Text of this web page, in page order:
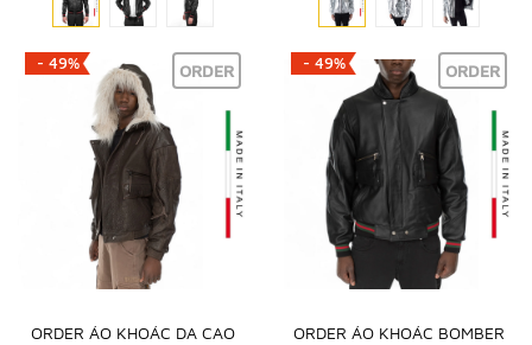
- 49% ORDER
ORDER ÁO KHOÁC DA CAO
- 49% ORDER
ORDER ÁO KHOÁC BOMBER